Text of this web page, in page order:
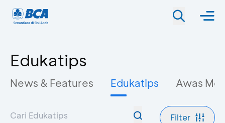
Edukatips
News & Features Edukatips Awas
Filter